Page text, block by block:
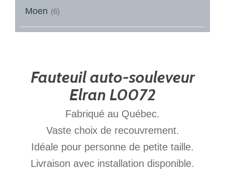
Moen (6)
Fauteuil auto-souleveur
Elran L0072
Fabriqué au Québec.
Vaste choix de recouvrement.
Idéale pour personne de petite taille.
Livraison avec installation disponible.